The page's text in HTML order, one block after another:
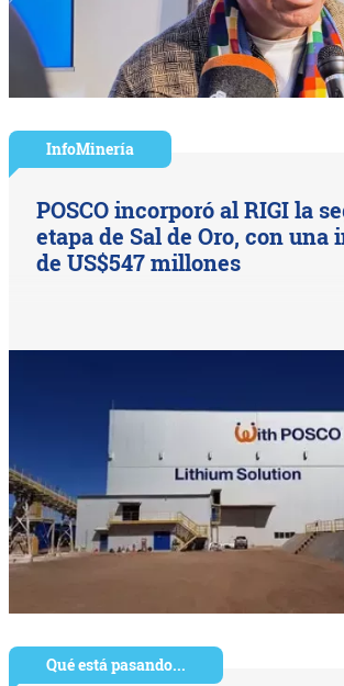
InfoMinería
POSCO incorporó al RIGI la
etapa de Sal de Oro, con una
de US$547 millones
Qué está pasando...